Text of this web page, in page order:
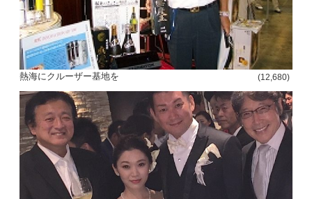
熱海にクルーザー基地を (12,680)